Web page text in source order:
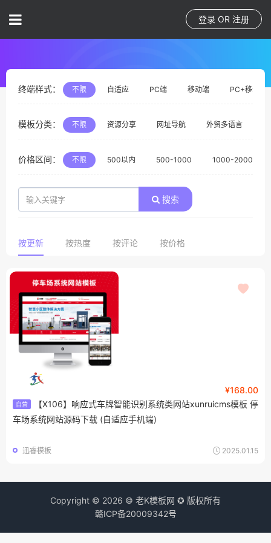
登录 OR 注册
终端样式： 不限 自适应 PC端 移动端 PC+移动端
模板分类： 不限 资源分享 网址导航 外贸多语言
价格区间： 不限 500以内 500-1000 1000-2000
搜索
按更新 按热度 按评论 按价格
¥168.00
自营
【X106】响应式车牌智能识别系统类网站xunruicms模板 停
车场系统网站源码下载 (自适应手机端)
2025.01.15
迅睿模板
Copyright © 2026 © 老K模板网 ✪ 版权所有
赣ICP备20009342号